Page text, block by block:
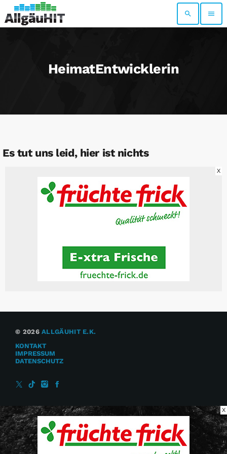
search menu
HeimatEntwicklerin
Es tut uns leid, hier ist nichts
X
© 2026ALLGÄUHIT E.K.
KONTAKT
IMPRESSUM
DATENSCHUTZ
X